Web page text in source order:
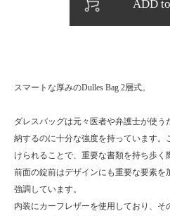
ADD
スマートな厚みのDulles Bag 2層式。
ダレスバッグは元々医者や弁護士が使う
納するのに十分な強度を持っています
けられることで、重要な書類を持ち歩く
前面の錠前はデザインにも重要な要素
強調しています。
内装にカーフレザーを使用しており、